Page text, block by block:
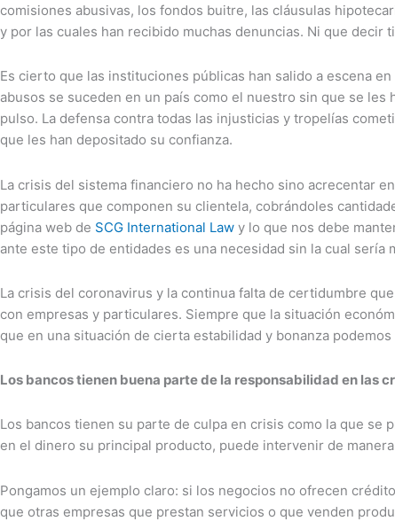
comisiones abusivas, los fondos buitre, las cláusulas
y por las cuales han recibido muchas denuncias. Ni que decir
Es cierto que las instituciones públicas han salido a escena
abusos se suceden en un país como el nuestro sin que se
pulso. La defensa contra todas las injusticias y tropelías
que les han depositado su confianza.
La crisis del sistema financiero no ha hecho sino acrecentar
particulares que componen su clientela, cobrándoles
página web de SCG International Law y lo que nos debe
ante este tipo de entidades es una necesidad sin la cual
La crisis del coronavirus y la continua falta de certidumbre
con empresas y particulares. Siempre que la situación
que en una situación de cierta estabilidad y bonanza
Los bancos tienen buena parte de la responsabilidad en las
Los bancos tienen su parte de culpa en crisis como la que se
en el dinero su principal producto, puede intervenir de
Pongamos un ejemplo claro: si los negocios no ofrecen
que otras empresas que prestan servicios o que venden